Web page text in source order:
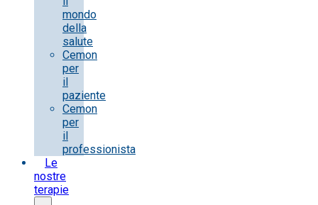
mondo
della
salute
Cemon
per
il
paziente
Cemon
per
il
professionista
Le
nostre
terapie